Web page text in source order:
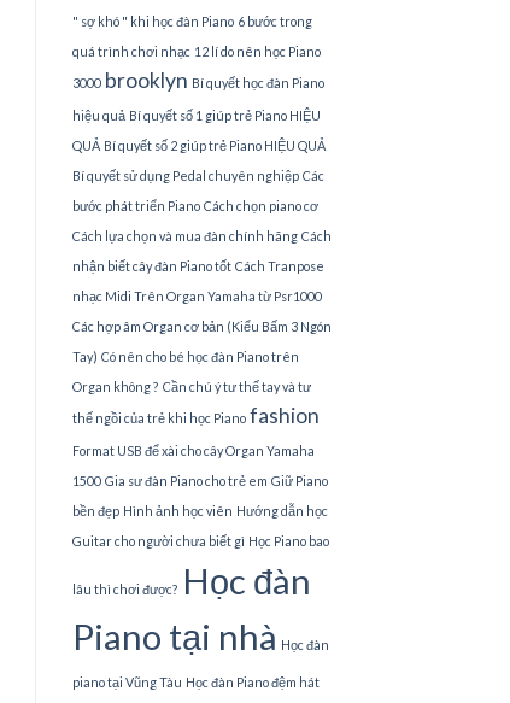
" sợ khó " khi học đàn Piano 6 bước trong
quá trình chơi nhạc 12 lí do nên học Piano
3000 brooklyn Bí quyết học đàn Piano
hiệu quả Bí quyết số 1 giúp trẻ Piano HIỆU
QUẢ Bí quyết số 2 giúp trẻ Piano HIỆU QUẢ
Bí quyết sử dụng Pedal chuyên nghiệp Các
bước phát triển Piano Cách chọn piano cơ
Cách lựa chọn và mua đàn chính hãng Cách
nhận biết cây đàn Piano tốt Cách Tranpose
nhạc Midi Trên Organ Yamaha từ Psr1000
Các hợp âm Organ cơ bản (Kiểu Bấm 3 Ngón
Tay) Có nên cho bé học đàn Piano trên
Organ không ? Cần chú ý tư thế tay và tư
thế ngồi của trẻ khi học Piano fashion
Format USB để xài cho cây Organ Yamaha
1500 Gia sư đàn Piano cho trẻ em Giữ Piano
bền đẹp Hình ảnh học viên Hướng dẫn học
Guitar cho người chưa biết gì Học Piano bao
lâu thì chơi được? Học đàn
Piano tại nhà Học đàn
piano tại Vũng Tàu Học đàn Piano đệm hát